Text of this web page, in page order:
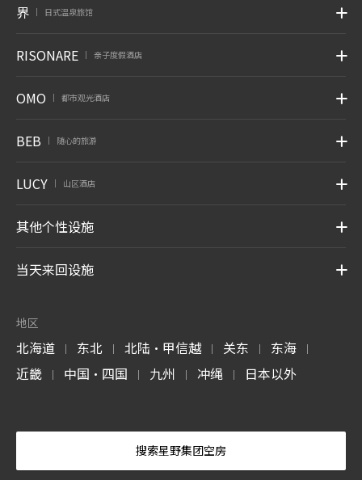
界 日式温泉旅馆
RISONARE 亲子度假酒店
OMO 都市观光酒店
BEB 随心的旅游
LUCY 山区酒店
其他个性设施
当天来回设施
地区
北海道 | 东北 | 北陆・甲信越 | 关东 | 东海 |
近畿 | 中国・四国 | 九州 | 冲绳 | 日本以外
搜索星野集团空房